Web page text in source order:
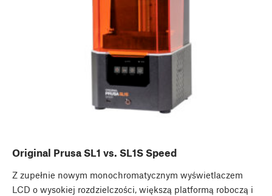
Original Prusa SL1 vs. SL1S Speed
Z zupełnie nowym monochromatycznym wyświetlaczem
LCD o wysokiej rozdzielczości, większą platformą roboczą i